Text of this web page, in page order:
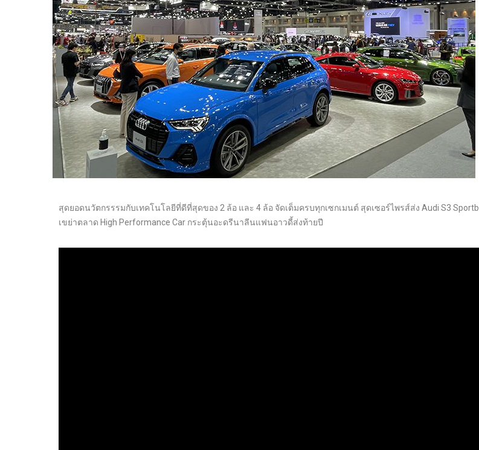
สุดยอดนวัตกรรรมกับเทคโนโลยีที่ดีที่สุดของ 2 ล้อ และ 4 ล้อ จัดเต็มครบทุกเซกเมนต์ สุดเซอร์ไพรส์ส่ง Audi S3
เขย่าตลาด High Performance Car กระตุ้นอะดรีนาลีนแฟนอาวดี้ส่งท้ายปี